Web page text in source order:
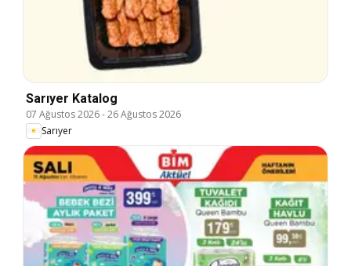
Sarıyer Katalog
07 Ağustos 2026-26 Ağustos 2026
Sarıyer